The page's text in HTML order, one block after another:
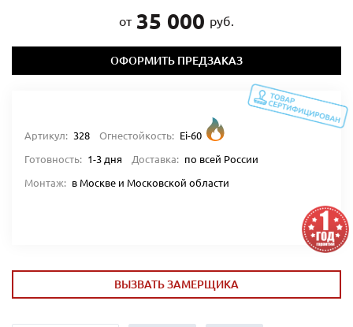
от 35 000 руб.
ОФОРМИТЬ ПРЕДЗАКАЗ
Артикул: 328 Огнестойкость: Ei-60
Готовность: 1-3 дня Доставка: по всей России
Монтаж: в Москве и Московской области
ВЫЗВАТЬ ЗАМЕРЩИКА